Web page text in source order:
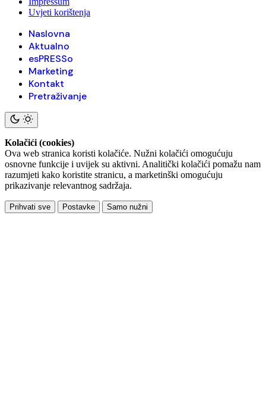
Uvjeti korištenja
Naslovna
Aktualno
esPRESSo
Marketing
Kontakt
Pretraživanje
Kolačići (cookies)
Ova web stranica koristi kolačiće. Nužni kolačići omogućuju
osnovne funkcije i uvijek su aktivni. Analitički kolačići pomažu nam
razumjeti kako koristite stranicu, a marketinški omogućuju
prikazivanje relevantnog sadržaja.
Prihvati sve Postavke Samo nužni